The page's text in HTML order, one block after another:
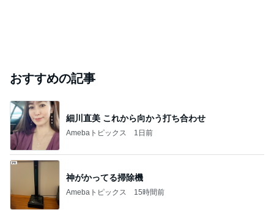
おすすめの記事
細川直美 これから向かう打ち合わせ
Amebaトピックス 1日前
神がかってる掃除機
Amebaトピックス 15時間前